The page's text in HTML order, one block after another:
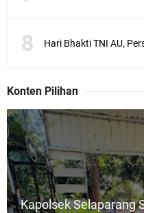
Konten Pilihan
Kapolsek Selaparang